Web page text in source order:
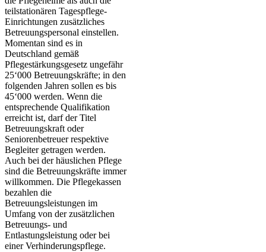
teilstationären Tagespflege-
Einrichtungen zusätzliches
Betreuungspersonal einstellen.
Momentan sind es in
Deutschland gemäß
Pflegestärkungsgesetz ungefähr
25‘000 Betreuungskräfte; in den
folgenden Jahren sollen es bis
45‘000 werden. Wenn die
entsprechende Qualifikation
erreicht ist, darf der Titel
Betreuungskraft oder
Seniorenbetreuer respektive
Begleiter getragen werden.
Auch bei der häuslichen Pflege
sind die Betreuungskräfte immer
willkommen. Die Pflegekassen
bezahlen die
Betreuungsleistungen im
Umfang von der zusätzlichen
Betreuungs- und
Entlastungsleistung oder bei
einer Verhinderungspflege.